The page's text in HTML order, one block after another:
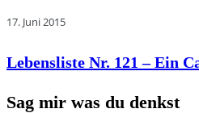
17. Juni 2015
Lebensliste Nr. 121 – Ein
Sag mir was du denkst